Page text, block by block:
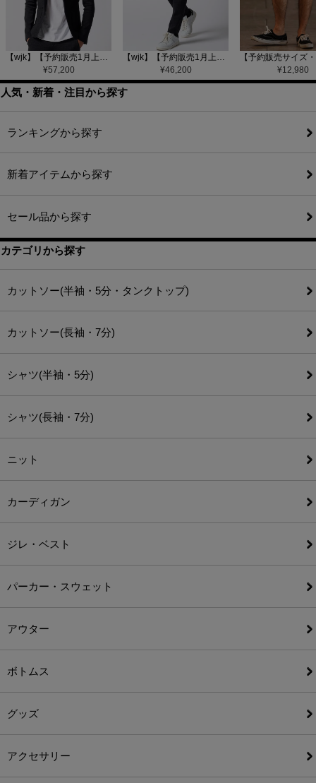
【wjk】【予約販売1月上旬～中旬入荷】function knit jacket(jacquard check) ニットジャケット(207 mw08j)
¥57,200
【wjk】【予約販売1月上旬～中旬入荷】function knit easy slacks(jacquard check) ニットイージーパンツ(504 mw08j)
¥46,200 ¥12,980
人気・新着・注目から探す
ランキングから探す
新着アイテムから探す
セール品から探す
カテゴリから探す
カットソー(半袖・5分・タンクトップ)
カットソー(長袖・7分)
シャツ(半袖・5分)
シャツ(長袖・7分)
ニット
カーディガン
ジレ・ベスト
パーカー・スウェット
アウター
ボトムス
グッズ
アクセサリー